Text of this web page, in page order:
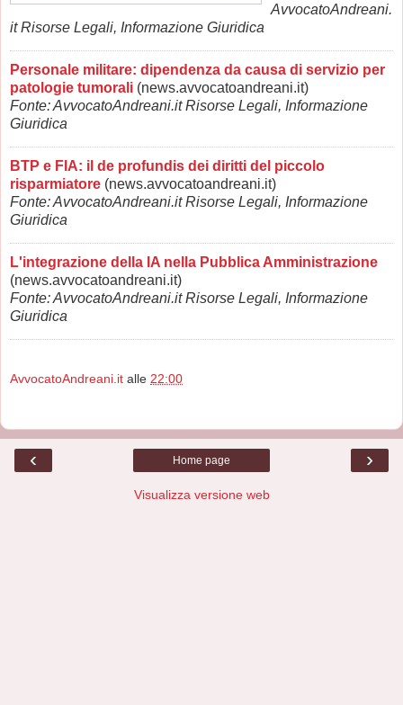
AvvocatoAndreani.
it Risorse Legali, Informazione Giuridica
Personale militare: dipendenza da causa di servizio per
patologie tumorali (news.avvocatoandreani.it)
Fonte: AvvocatoAndreani.it Risorse Legali, Informazione
Giuridica
BTP e FIA: il de profundis dei diritti del piccolo
risparmiatore (news.avvocatoandreani.it)
Fonte: AvvocatoAndreani.it Risorse Legali, Informazione
Giuridica
L'integrazione della IA nella Pubblica Amministrazione
(news.avvocatoandreani.it)
Fonte: AvvocatoAndreani.it Risorse Legali, Informazione
Giuridica
AvvocatoAndreani.it alle 22:00
‹ ›
Home page
Visualizza versione web